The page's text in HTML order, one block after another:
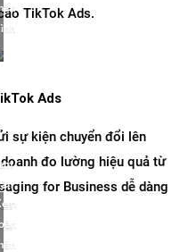
TikTok Ads.
Ads
sự kiện chuyển đổi lên
đo lường hiệu quả từ
for Business dễ dàng